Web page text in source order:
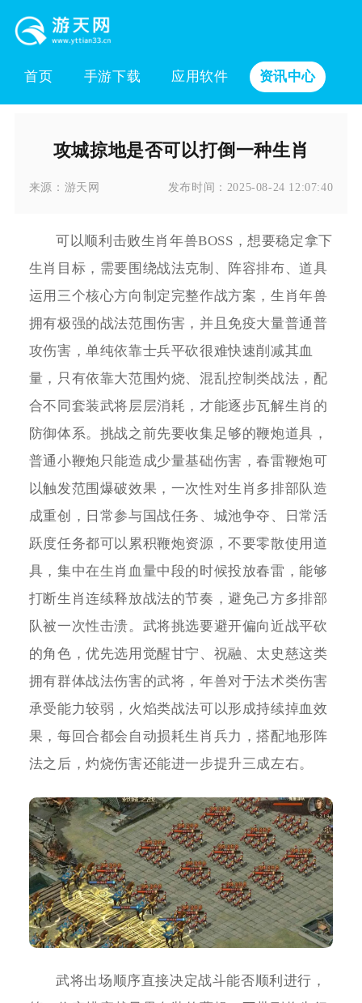
首页 手游下载 应用软件 资讯中心
攻城掠地是否可以打倒一种生肖
来源： 游天网 发布时间： 2025-08-24 12:07:40
可以顺利击败生肖年兽BOSS，想要稳定拿下
生肖目标，需要围绕战法克制、阵容排布、道具
运用三个核心方向制定完整作战方案，生肖年兽
拥有极强的战法范围伤害，并且免疫大量普通普
攻伤害，单纯依靠士兵平砍很难快速削减其血
量，只有依靠大范围灼烧、混乱控制类战法，配
合不同套装武将层层消耗，才能逐步瓦解生肖的
防御体系。挑战之前先要收集足够的鞭炮道具，
普通小鞭炮只能造成少量基础伤害，春雷鞭炮可
以触发范围爆破效果，一次性对生肖多排部队造
成重创，日常参与国战任务、城池争夺、日常活
跃度任务都可以累积鞭炮资源，不要零散使用道
具，集中在生肖血量中段的时候投放春雷，能够
打断生肖连续释放战法的节奏，避免己方多排部
队被一次性击溃。武将挑选要避开偏向近战平砍
的角色，优先选用觉醒甘宁、祝融、太史慈这类
拥有群体战法伤害的武将，年兽对于法术类伤害
承受能力较弱，火焰类战法可以形成持续掉血效
果，每回合都会自动损耗生肖兵力，搭配地形阵
法之后，灼烧伤害还能进一步提升三成左右。
武将出场顺序直接决定战斗能否顺利进行，